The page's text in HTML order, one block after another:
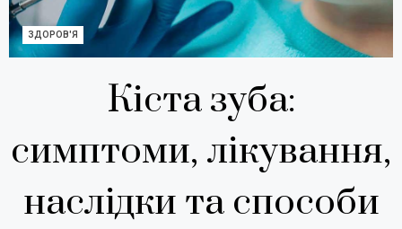
ЗДОРОВ'Я
Кіста зуба:
симптоми, лікування,
наслідки та способи